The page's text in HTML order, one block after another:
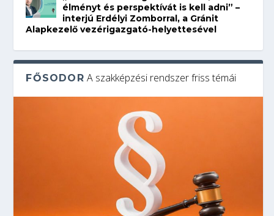
élményt és perspektívát is kell adni” –
interjú Erdélyi Zomborral, a Gránit
Alapkezelő vezérigazgató-helyettesével
FŐSODOR A szakképzési rendszer friss témái